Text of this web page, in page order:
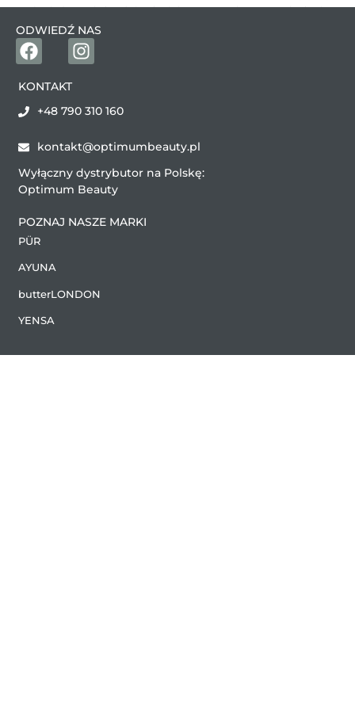
Sprawdź szczegółowe porady dla każdego rodzaju cery,
który pomogą Ci lepiej zrozumieć, jak troszczyć się o
skórę twarzy, aby była zdrowa, promienna i pełna blasku.
Dzięki świadomemu podejściu możesz stworzyć rutynę
ODWIEDŹ NAS
KONTAKT
+48 790 310 160
kontakt@optimumbeauty.pl
Wyłączny dystrybutor na Polskę:
Optimum Beauty
POZNAJ NASZE MARKI
PÜR
AYUNA
butterLONDON
YENSA